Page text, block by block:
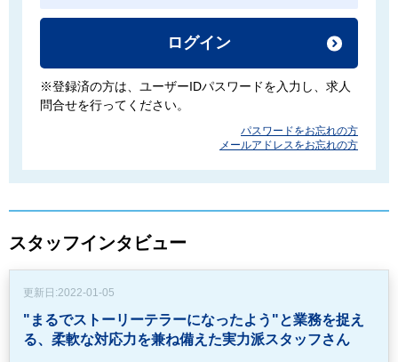
ログイン
※登録済の方は、ユーザーIDパスワードを入力し、求人
問合せを行ってください。
パスワードをお忘れの方
メールアドレスをお忘れの方
スタッフインタビュー
更新日:2022-01-05
"まるでストーリーテラーになったよう"と業務を捉え
る、 柔軟な対応力を兼ね備えた実力派スタッフさん